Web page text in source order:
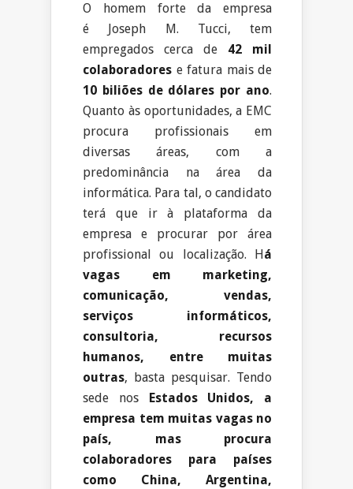
O homem forte da empresa
é Joseph M. Tucci, tem
empregados cerca de 42 mil
colaboradores e fatura mais de
10 biliões de dólares por ano.
Quanto às oportunidades, a EMC
procura profissionais em
diversas áreas, com a
predominância na área da
informática. Para tal, o candidato
terá que ir à plataforma da
empresa e procurar por área
profissional ou localização. Há
vagas em marketing,
comunicação, vendas,
serviços informáticos,
consultoria, recursos
humanos, entre muitas
outras, basta pesquisar. Tendo
sede nosEstados Unidos, a
empresa tem muitas vagas no
país, mas procura
colaboradores para países
como China, Argentina,